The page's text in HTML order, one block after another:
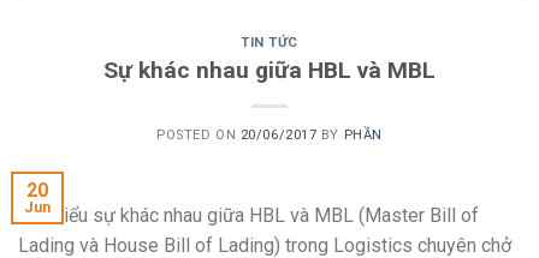
TIN TỨC
Sự khác nhau giữa HBL và MBL
POSTED ON 20/06/2017 BY PHẦN
20
Jun
Tìm hiểu sự khác nhau giữa HBL và MBL (Master Bill of
Lading và House Bill of Lading) trong Logistics chuyên chở